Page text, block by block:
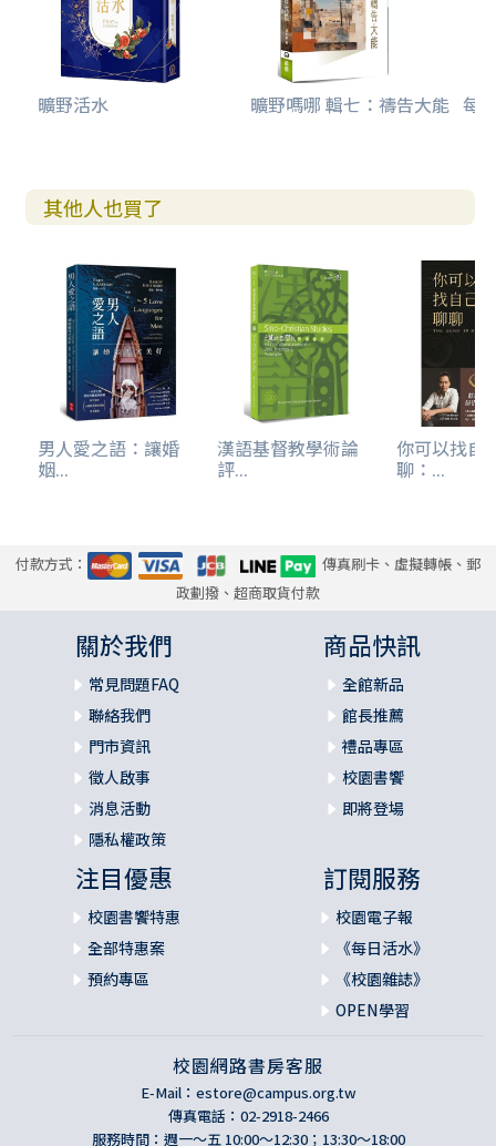
曠野活水 曠野嗎哪 輯七：禱告大能 每
其他人也買了
男人愛之語：讓婚
姻...
漢語基督教學術論
評...
你可以找自
聊：...
付款方式：
傳真刷卡、虛擬轉帳、郵
政劃撥、超商取貨付款
關於我們
常見問題FAQ
聯絡我們
門市資訊
徵人啟事
消息活動
隱私權政策
商品快訊
全館新品
館長推薦
禮品專區
校園書饗
即將登場
注目優惠
校園書饗特惠
全部特惠案
預約專區
訂閱服務
校園電子報
《每日活水》
《校園雜誌》
OPEN學習
校園網路書房客服
E-Mail： estore@campus.org.tw
傳真電話：02-2918-2466
服務時間：週一～五 10:00～12:30；13:30～18:00